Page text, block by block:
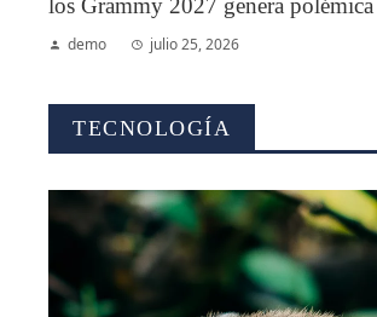
los Grammy 2027 genera polémica
demo julio 25, 2026
TECNOLOGÍA